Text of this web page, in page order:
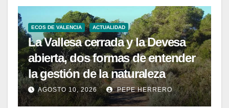
ECOS DE VALENCIA ACTUALIDAD
La Vallesa cerrada y la Devesa
abierta, dos formas de entender
la gestión de la naturaleza
AGOSTO 10, 2026 PEPE HERRERO